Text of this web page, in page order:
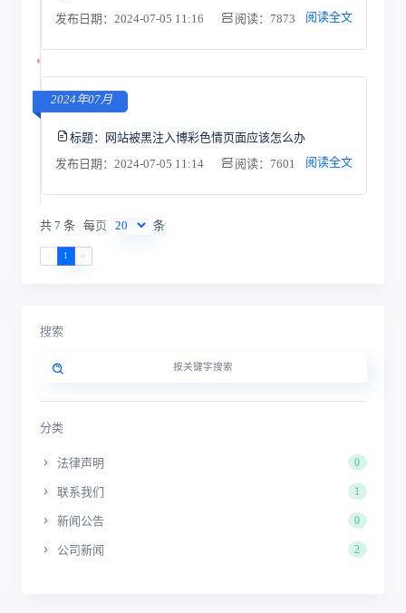
发布日期：2024-07-05 11:16
阅读：7873 阅读全文
2024年07月
标题： 网站被黑注入博彩色情页面应该怎么办
发布日期：2024-07-05 11:14
阅读：7601 阅读全文
共 7 条 每页 条
1 »
搜索
分类
法律声明 0
联系我们 1
新闻公告 0
公司新闻 2